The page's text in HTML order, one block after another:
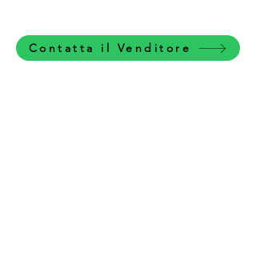
Contatta il Venditore